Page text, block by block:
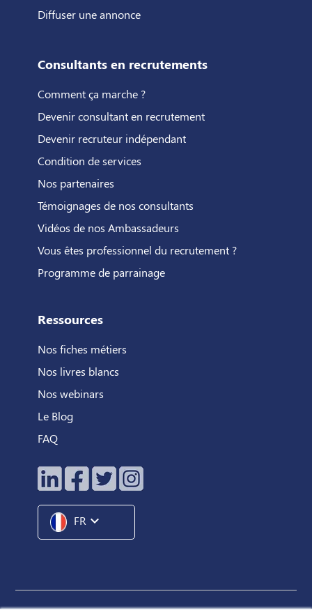
Diffuser une annonce
Consultants en recrutements
Comment ça marche ?
Devenir consultant en recrutement
Devenir recruteur indépendant
Condition de services
Nos partenaires
Témoignages de nos consultants
Vidéos de nos Ambassadeurs
Vous êtes professionnel du recrutement ?
Programme de parrainage
Ressources
Nos fiches métiers
Nos livres blancs
Nos webinars
Le Blog
FAQ
FR expand_more